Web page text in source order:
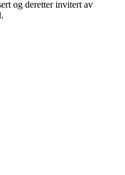
og deretter invitert av